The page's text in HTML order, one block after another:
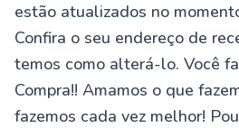
estão atualizados no
Confira o seu endereço de
temos como alterá-lo. Você
Compra!! Amamos o que
fazemos cada vez melhor!